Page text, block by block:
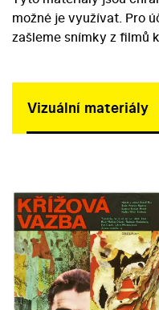
možné je využívat. Pro
zašleme snímky z filmů
Vizuální materiály